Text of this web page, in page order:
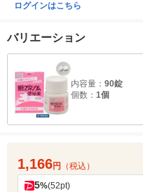
ログインはこちら
バリエーション
内容量： 90錠
個数： 1個
1,166円 （税込）
5%(52pt)